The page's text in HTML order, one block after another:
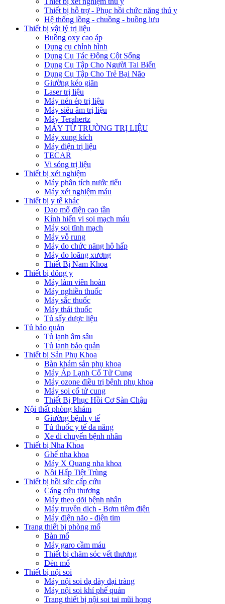
Thiết bị hỗ trợ - Phục hồi chức năng thú y
Hệ thống lồng - chuồng - buồng lưu
Thiết bị vật lý trị liệu
Buồng oxy cao áp
Dụng cụ chỉnh hình
Dụng Cụ Tác Động Cột Sống
Dụng Cụ Tập Cho Người Tai Biến
Dụng Cụ Tập Cho Trẻ Bại Não
Giường kéo giãn
Laser trị liệu
Máy nén ép trị liệu
Máy siêu âm trị liệu
Máy Terahertz
MÁY TỪ TRƯỜNG TRỊ LIỆU
Máy xung kích
Máy điện trị liệu
TECAR
Vi sóng trị liệu
Thiết bị xét nghiệm
Máy phân tích nước tiểu
Máy xét nghiệm máu
Thiết bị y tế khác
Dao mổ điện cao tần
Kính hiển vi soi mạch máu
Máy soi tĩnh mạch
Máy vỗ rung
Máy đo chức năng hô hấp
Máy đo loãng xương
Thiết Bị Nam Khoa
Thiết bị đông y
Máy làm viên hoàn
Máy nghiền thuốc
Máy sắc thuốc
Máy thái thuốc
Tủ sấy dược liệu
Tủ bảo quản
Tủ lạnh âm sâu
Tủ lạnh bảo quản
Thiết bị Sản Phụ Khoa
Bàn khám sản phụ khoa
Máy Áp Lạnh Cổ Tử Cung
Máy ozone điều trị bệnh phụ khoa
Máy soi cổ tử cung
Thiết Bị Phục Hồi Cơ Sàn Chậu
Nội thất phòng khám
Giường bệnh y tế
Tủ thuốc y tế đa năng
Xe di chuyển bệnh nhân
Thiết bị Nha Khoa
Ghế nha khoa
Máy X Quang nha khoa
Nồi Hấp Tiệt Trùng
Thiết bị hồi sức cấp cứu
Cáng cứu thương
Máy theo dõi bệnh nhân
Máy truyền dịch - Bơm tiêm điện
Máy điện não - điện tim
Trang thiết bị phòng mổ
Bàn mổ
Máy garo cầm máu
Thiết bị chăm sóc vết thương
Đèn mổ
Thiết bị nội soi
Máy nội soi dạ dày đại tràng
Máy nội soi khí phế quản
Trang thiết bị nội soi tai mũi họng